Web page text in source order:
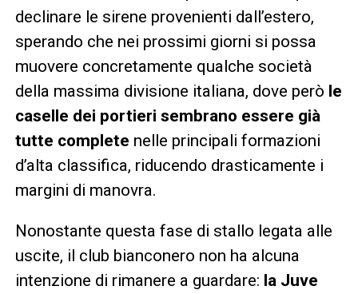
declinare le sirene provenienti dall’estero,
sperando che nei prossimi giorni si possa
muovere concretamente qualche società
della massima divisione italiana, dove però le
caselle dei portieri sembrano essere già
tutte complete nelle principali formazioni
d’alta classifica, riducendo drasticamente i
margini di manovra.
Nonostante questa fase di stallo legata alle
uscite, il club bianconero non ha alcuna
intenzione di rimanere a guardare: la Juve